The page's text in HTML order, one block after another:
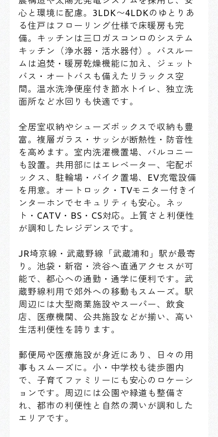
心と環境に配慮。3LDK〜4LDKのゆとりあ
る住戸はフローリング仕様で床暖房も完
備。キッチンは三口ガスコンロのシステム
キッチン（浄水器・活水器付）。バスルー
ムは追焚・暖房乾燥機能に加え、ジェット
バス・オートバスも備えたリラックス空
間。温水洗浄便座付き節水トイレ、独立洗
面所など水回りも快適です。
全居室収納やシューズボックスで収納も豊
富。複層ガラス・サッシが断熱性・防音性
を高めます。室内洗濯機置場、バルコニー
も設置。共用部にはエレベーター、宅配ボ
ックス、駐輪場・バイク置場、EV充電設備
を用意。オートロック・TVモニター付きイ
ンターホンでセキュリティも安心。ネッ
ト・CATV・BS・CS対応。上質さと利便性
が調和したレジデンスです。
JR埼京線・武蔵野線「武蔵浦和」駅が最寄
り。池袋・新宿・渋谷へ直通アクセスが可
能で、都心への通勤・通学に便利です。武
蔵野線利用で郊外への移動もスムーズ。駅
周辺には大型商業施設やスーパー、飲食
店、医療機関、公共施設などが揃い、高い
生活利便性を誇ります。
郵便局や医療施設が身近にあり、日々の用
事もスムーズに。小・中学校も徒歩圏内
で、子育てファミリーにも安心のロケーシ
ョンです。周辺には公園や緑道も整備さ
れ、都市の利便性と自然の潤いが調和した
エリアです。